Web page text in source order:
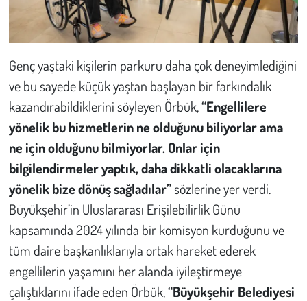
Genç yaştaki kişilerin parkuru daha çok deneyimlediğini
ve bu sayede küçük yaştan başlayan bir farkındalık
kazandırabildiklerini söyleyen Örbük,“Engellilere
yönelik bu hizmetlerin ne olduğunu biliyorlar ama
ne için olduğunu bilmiyorlar. Onlar için
bilgilendirmeler yaptık, daha dikkatli olacaklarına
yönelik bize dönüş sağladılar”sözlerine yer verdi.
Büyükşehir’in Uluslararası Erişilebilirlik Günü
kapsamında 2024 yılında bir komisyon kurduğunu ve
tüm daire başkanlıklarıyla ortak hareket ederek
engellilerin yaşamını her alanda iyileştirmeye
çalıştıklarını ifade eden Örbük,“Büyükşehir Belediyesi